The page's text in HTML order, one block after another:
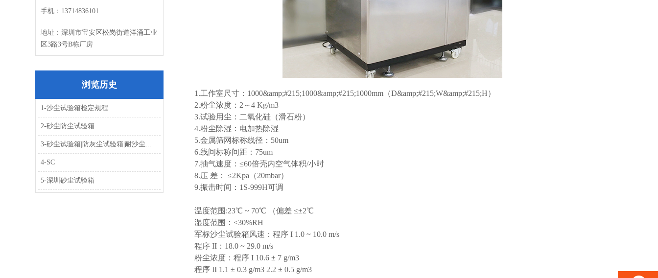
手机： 13714836101
地址：深圳市宝安区松岗街道洋涌工业
区3路3号B栋厂房
浏览历史
1-沙尘试验箱检定规程
2-砂尘防尘试验箱
3-砂尘试验箱|防灰尘试验箱|耐沙尘...
4-SC
5-深圳砂尘试验箱
1.工作室尺寸：1000&amp;#215;1000&amp;#215;1000mm（D&amp;#215;W&amp;#215;H）
2.粉尘浓度：2～4 Kg/m3
3.试验用尘：二氧化硅（滑石粉）
4.粉尘除湿：电加热除湿
5.金属筛网标称线径：50um
6.线间标称间距：75um
7.抽气速度：≤60倍壳内空气体积/小时
8.压 差： ≤2Kpa（20mbar）
9.振击时间：1S-999H可调
温度范围:23℃ ~ 70℃ （偏差 ≤±2℃
湿度范围：<30%RH
军标沙尘试验箱风速：程序 I 1.0 ~ 10.0 m/s
程序 II：18.0 ~ 29.0 m/s
粉尘浓度：程序 I 10.6 ± 7 g/m3
程序 II 1.1 ± 0.3 g/m3 2.2 ± 0.5 g/m3